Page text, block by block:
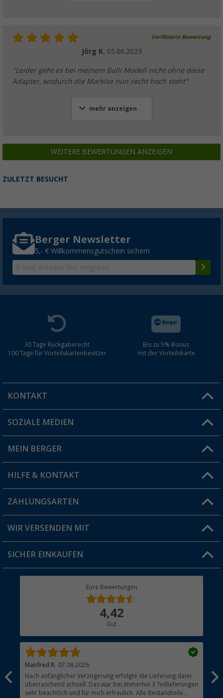
Verifizierte Bewertung
Jörg K. 05.06.2023
"Leider geht es bei meinem Bulli Modell nicht ohne diese
Adapter, wodurch die Markise nun recht hoch steht"
mehr anzeigen
WEITERE BEWERTUNGEN ANZEIGEN
ZULETZT BESUCHT
Berger Newsletter
5,- € Willkommensgutschein sichern
30 Tage Rückgaberecht
100 Tage für Vorteilskartenbesitzer
Bis zu 5% Bonus
mit der Vorteilskarte
KONTAKT
Du hast eine Frage?
Filiale finden
SOZIALE MEDIEN
MEIN BERGER
Vorteilskarte
Blog
Jobs & Karriere
HILFE & KONTAKT
FAQ & Kontakt
Versandinformationen
Rücksendung
ZAHLUNGSARTEN
WIR VERSENDEN MIT
SICHER EINKAUFEN
Eure Bewertungen
4,42
Gut
Manfred R. 07.08.2026
Nach anfänglicher Verzögerung erfolgte die Lieferung dann
überraschend schnell. Das war bei immerhin 3 Teillieferungen
sehr beachtlich und für mich erfreulich. Alle Bestandteile